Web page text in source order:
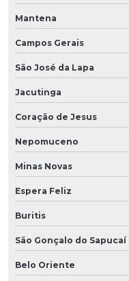
Mantena
Campos Gerais
São José da Lapa
Jacutinga
Coração de Jesus
Nepomuceno
Minas Novas
Espera Feliz
Buritis
São Gonçalo do Sapucaí
Belo Oriente